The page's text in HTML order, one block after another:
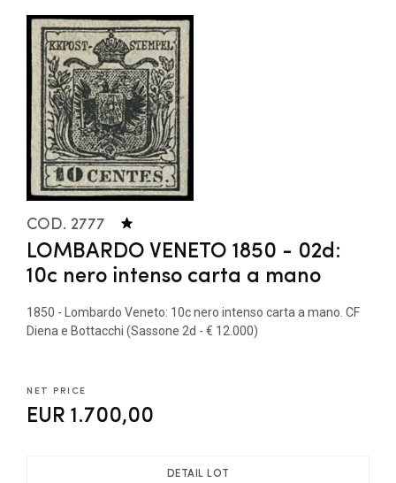
COD. 2777
LOMBARDO VENETO 1850 - 02d:
10c nero intenso carta a mano
1850 - Lombardo Veneto: 10c nero intenso carta a mano. CF
Diena e Bottacchi (Sassone 2d - € 12.000)
NET PRICE
EUR 1.700,00
DETAIL LOT